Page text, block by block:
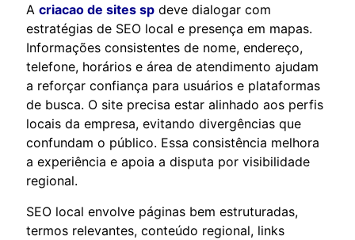
A criacao de sites sp deve dialogar com
estratégias de SEO local e presença em mapas.
Informações consistentes de nome, endereço,
telefone, horários e área de atendimento ajudam
a reforçar confiança para usuários e plataformas
de busca. O site precisa estar alinhado aos perfis
locais da empresa, evitando divergências que
confundam o público. Essa consistência melhora
a experiência e apoia a disputa por visibilidade
regional.
SEO local envolve páginas bem estruturadas,
termos relevantes, conteúdo regional, links